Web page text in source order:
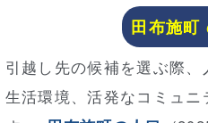
田布施町
引越し先の候補を選ぶ際
生活環境、活発なコミュニ